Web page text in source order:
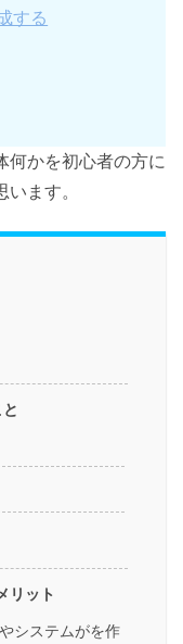
する
何かを初心者の方に
ます。
リット
システムがを作